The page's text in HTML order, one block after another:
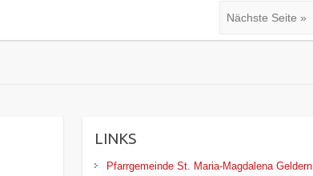
Nächste Seite »
LINKS
Pfarrgemeinde St. Maria-Magdalena Geldern